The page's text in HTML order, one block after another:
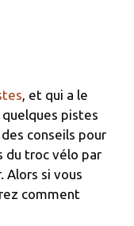
, et qui a le
pistes
conseils pour
du troc vélo par
Alors si vous
comment